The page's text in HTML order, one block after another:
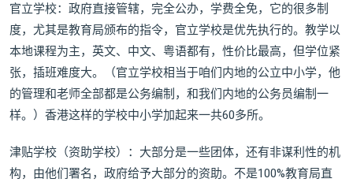
官立学校：政府直接管辖，完全公办，学费全免，它的很多制
度，尤其是教育局颁布的指令，官立学校是优先执行的。教学以
本地课程为主，英文、中文、粤语都有，性价比最高，但学位紧
张，插班难度大。（官立学校相当于咱们内地的公立中小学，他
的管理和老师全部都是公务编制，和我们内地的公务员编制一
样。）香港这样的学校中小学加起来一共60多所。
津贴学校（资助学校）：大部分是一些团体，还有非谋利性的机
构，由他们署名，政府给予大部分的资助。不是100%教育局直